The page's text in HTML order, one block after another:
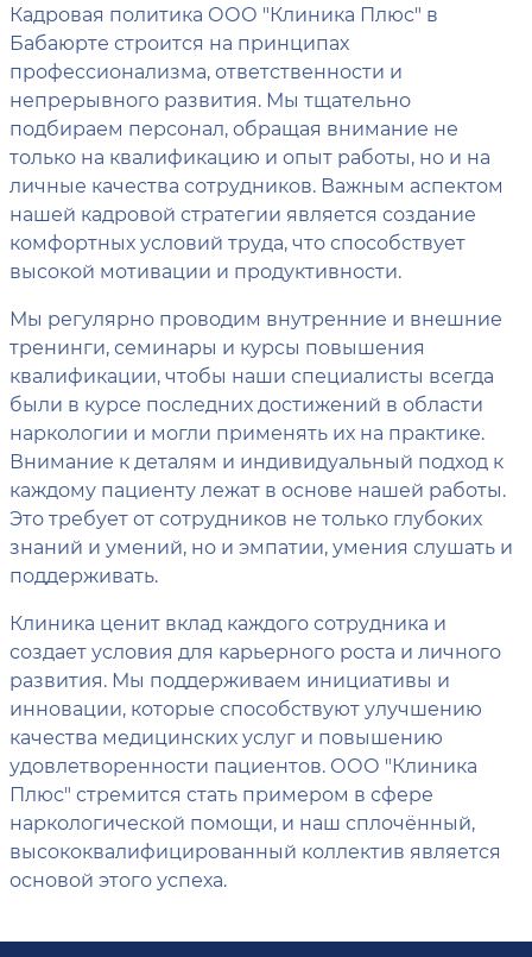
Кадровая политика ООО "Клиника Плюс" в
Бабаюрте строится на принципах
профессионализма, ответственности и
непрерывного развития. Мы тщательно
подбираем персонал, обращая внимание не
только на квалификацию и опыт работы, но и на
личные качества сотрудников. Важным аспектом
нашей кадровой стратегии является создание
комфортных условий труда, что способствует
высокой мотивации и продуктивности.
Мы регулярно проводим внутренние и внешние
тренинги, семинары и курсы повышения
квалификации, чтобы наши специалисты всегда
были в курсе последних достижений в области
наркологии и могли применять их на практике.
Внимание к деталям и индивидуальный подход к
каждому пациенту лежат в основе нашей работы.
Это требует от сотрудников не только глубоких
знаний и умений, но и эмпатии, умения слушать и
поддерживать.
Клиника ценит вклад каждого сотрудника и
создает условия для карьерного роста и личного
развития. Мы поддерживаем инициативы и
инновации, которые способствуют улучшению
качества медицинских услуг и повышению
удовлетворенности пациентов. ООО "Клиника
Плюс" стремится стать примером в сфере
наркологической помощи, и наш сплочённый,
высококвалифицированный коллектив является
основой этого успеха.